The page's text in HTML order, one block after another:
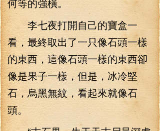
李七夜打開自己的寶盒一
看，最終取出了一只像石頭一樣
的東西，這像石頭一樣的東西卻
像是果子一樣，但是，冰冷堅
石，烏黑無紋，看起來就像石
頭。